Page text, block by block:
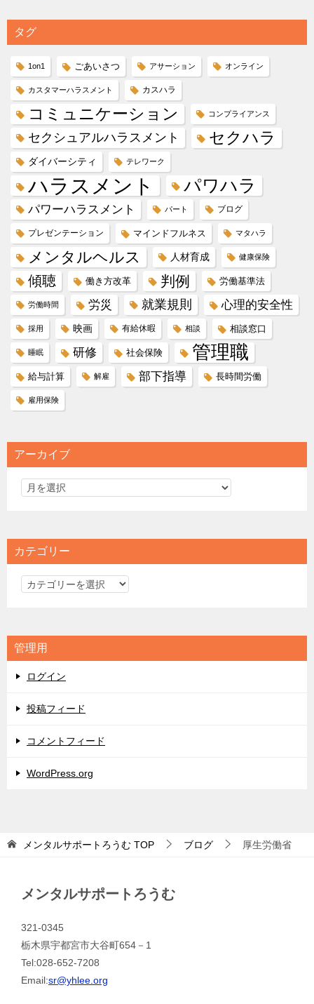
タグ
1on1 ごあいさつ アサーション オンライン
カスタマーハラスメント カスハラ
コミュニケーション コンプライアンス
セクシュアルハラスメント セクハラ
ダイバーシティ テレワーク
ハラスメント パワハラ
パワーハラスメント パート ブログ
プレゼンテーション マインドフルネス マタハラ
メンタルヘルス 人材育成 健康保険
傾聴 働き方改革 判例 労働基準法
労働時間 労災 就業規則 心理的安全性
採用 映画 有給休暇 相談 相談窓口
睡眠 研修 社会保険 管理職
給与計算 解雇 部下指導 長時間労働
雇用保険
アーカイブ
カテゴリー
カ
リ
ー
管理用
ログイン
投稿フィード
コメントフィード
WordPress.org
メンタルサポートろうむ TOP ブログ 厚生労働省
メンタルサポートろうむ
321-0345
栃木県宇都宮市大谷町654－1
Tel:028-652-7208
Email:sr@yhlee.org